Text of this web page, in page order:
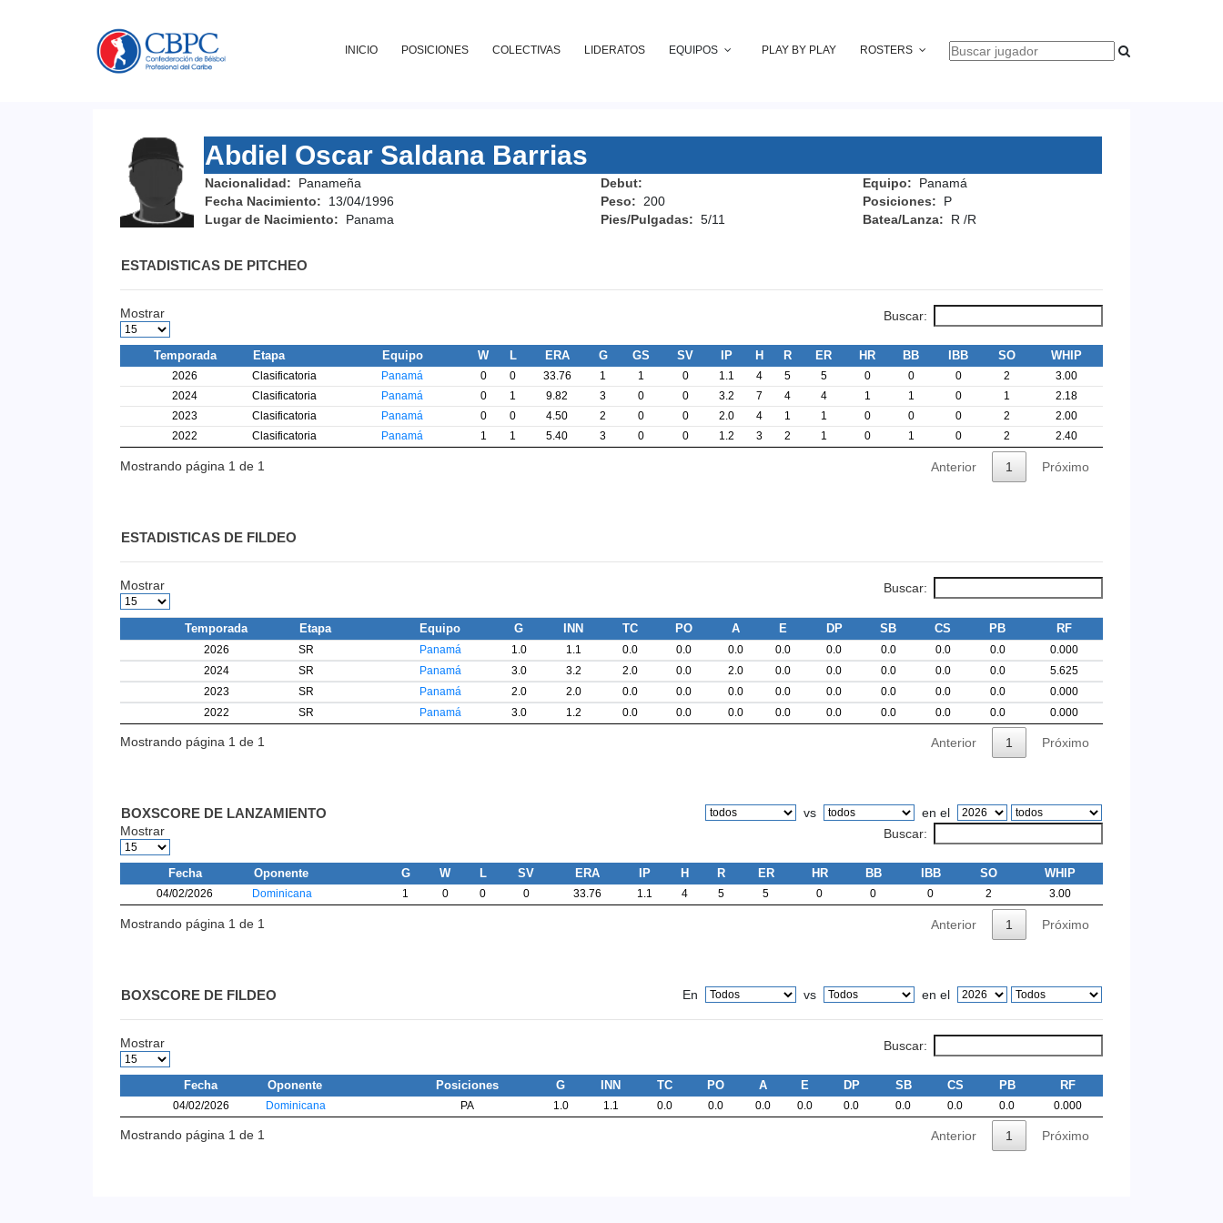
INICIO POSICIONES COLECTIVAS LIDERATOS EQUIPOS PLAY BY PLAY ROSTERS
Abdiel Oscar Saldana Barrias
Nacionalidad: Panameña Debut: Equipo:
Panamá
Fecha Nacimiento:
13/04/1996 Peso: 200 Posiciones:
P
Lugar de Nacimiento:
Panama Pies/Pulgadas: 5/11 Batea/Lanza: R /R
ESTADISTICAS DE PITCHEO
Mostrar Buscar:
Temporada Etapa Equipo W L ERA G GS SV IP H R ER HR BB IBB SO WHIP
2026 Clasificatoria Panamá 0 0 33.76 1 1 0 1.1 4 5 5 0 0 0 2
3.00
2024
Clasificatoria Panamá 0 1 9.82 3 0 0 3.2 7 4 4 1 1 0 1
2.18
2023
Clasificatoria Panamá 0 0 4.50 2 0 0 2.0 4 1 1 0 0 0 2
2.00
2022
Clasificatoria Panamá 1 1 5.40 3 0 0 1.2 3 2 1 0 1 0 2 2.40
Mostrando página 1 de 1 Anterior 1 Próximo
ESTADISTICAS DE FILDEO
Mostrar Buscar:
Temporada Etapa Equipo G INN TC PO A E DP SB CS PB RF
2026 SR Panamá 1.0 1.1 0.0 0.0 0.0 0.0 0.0 0.0 0.0 0.0
0.000
2024
SR Panamá 3.0 3.2 2.0 0.0 2.0 0.0 0.0 0.0 0.0 0.0
5.625
2023
SR Panamá 2.0 2.0 0.0 0.0 0.0 0.0 0.0 0.0 0.0 0.0
0.000
2022
SR Panamá 3.0 1.2 0.0 0.0 0.0 0.0 0.0 0.0 0.0 0.0 0.000
Mostrando página 1 de 1 Anterior 1 Próximo
BOXSCORE DE LANZAMIENTO vs
en el
Mostrar
Buscar:
Fecha Oponente G W L SV ERA IP H R ER HR BB IBB SO WHIP
04/02/2026 Dominicana 1 0 0 0 33.76 1.1 4 5 5 0 0 0 2 3.00
Mostrando página 1 de 1 Anterior 1 Próximo
BOXSCORE DE FILDEO En vs en el
Mostrar Buscar:
Fecha Oponente Posiciones G INN TC PO A E DP SB CS PB RF
04/02/2026 Dominicana PA 1.0 1.1 0.0 0.0 0.0 0.0 0.0 0.0 0.0 0.0 0.000
Mostrando página 1 de 1 Anterior 1 Próximo